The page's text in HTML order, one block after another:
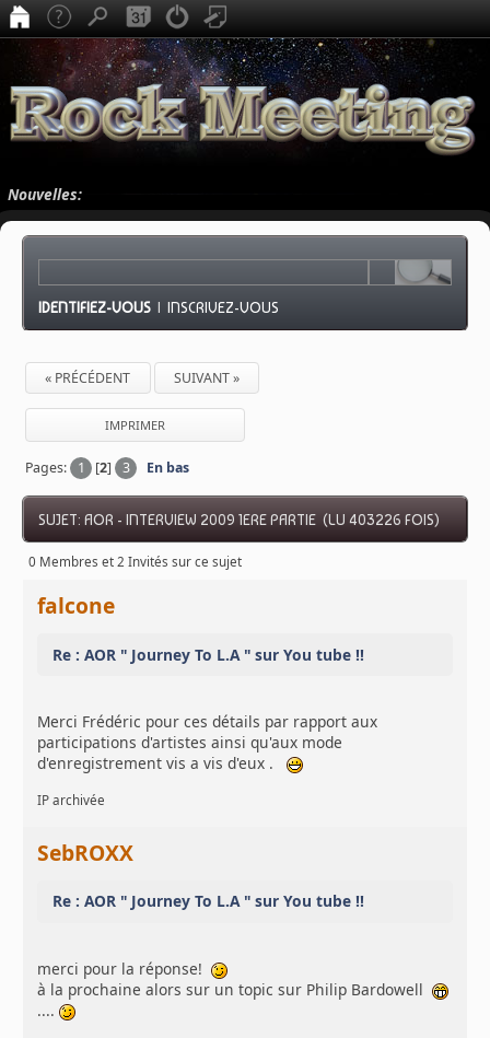
Nouvelles:
IDENTIFIEZ-VOUS |INSCRIVEZ-VOUS
« PRÉCÉDENT SUIVANT »
IMPRIMER
Pages: 1 [2] 3 En bas
SUJET: AOR - INTERVIEW 2009 1ERE PARTIE (LU 403226 FOIS)
0 Membres et 2 Invités sur ce sujet
falcone
Re : AOR " Journey To L.A " sur You tube !!
Merci Frédéric pour ces détails par rapport aux
participations d'artistes ainsi qu'aux mode
d'enregistrement vis a vis d'eux .
IP archivée
SebROXX
Re : AOR " Journey To L.A " sur You tube !!
merci pour la réponse!
à la prochaine alors sur un topic sur Philip Bardowell
....